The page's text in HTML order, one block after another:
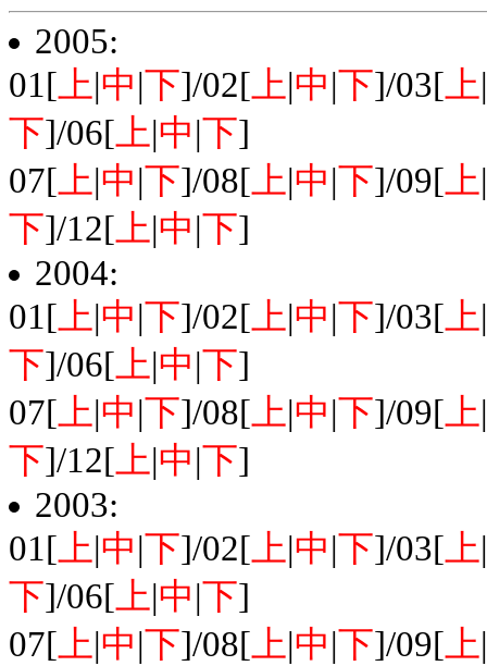
2005:
01[ 上|中|下]/02[ 上|中|下]/03[ 上|
下]/06[ 上|中|下]
07[ 上|中|下]/08[ 上|中|下]/09[ 上|
下]/12[ 上|中|下]
2004:
01[ 上|中|下]/02[ 上|中|下]/03[ 上|
下]/06[ 上|中|下]
07[ 上|中|下]/08[ 上|中|下]/09[ 上|
下]/12[ 上|中|下]
2003:
01[ 上|中|下]/02[ 上|中|下]/03[ 上|
下]/06[ 上|中|下]
07[ 上|中|下]/08[ 上|中|下]/09[ 上|